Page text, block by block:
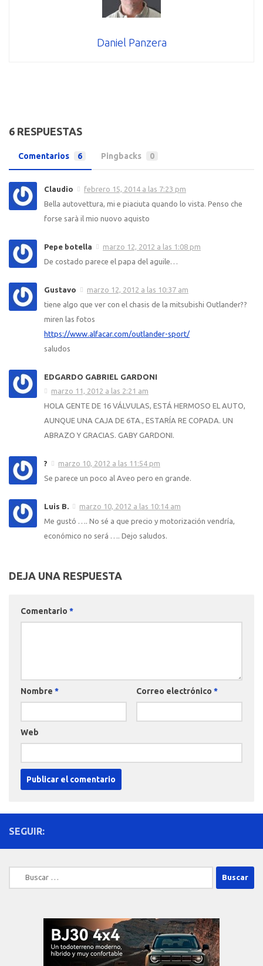
Daniel Panzera
6 RESPUESTAS
Comentarios 6 Pingbacks 0
Claudio
febrero 15, 2014 a las 7:23 pm
Bella autovettura, mi e piaciuta quando lo vista. Penso che
forse sarà il mio nuovo aquisto
Pepe botella
marzo 12, 2012 a las 1:08 pm
De costado parece el papa del aguile…
Gustavo
marzo 12, 2012 a las 10:37 am
tiene algo que ver con el chasis de la mitsubishi Outlander??
miren las fotos
https://www.alfacar.com/outlander-sport/
saludos
EDGARDO GABRIEL GARDONI
marzo 11, 2012 a las 2:21 am
HOLA GENTE DE 16 VÁLVULAS, ESTÁ HERMOSO EL AUTO,
AUNQUE UNA CAJA DE 6TA., ESTARÍA RE COPADA. UN
ABRAZO Y GRACIAS. GABY GARDONI.
?
marzo 10, 2012 a las 11:54 pm
Se parece un poco al Aveo pero en grande.
Luis B.
marzo 10, 2012 a las 10:14 am
Me gustó …. No sé a que precio y motorización vendría,
económico no será …. Dejo saludos.
DEJA UNA RESPUESTA
Comentario *
Nombre * Correo electrónico *
Web
SEGUIR:
Buscar: